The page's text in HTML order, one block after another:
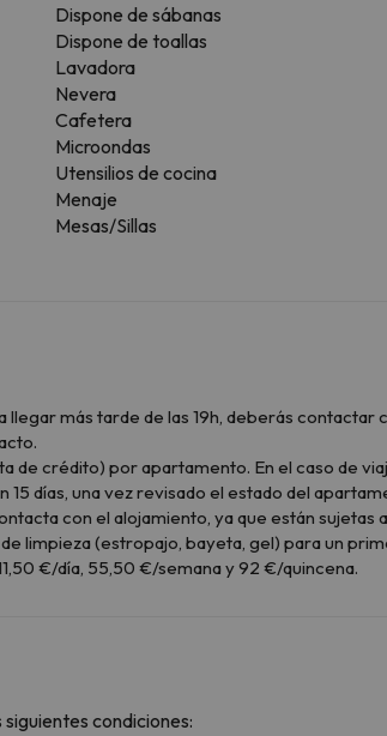
Dispone de sábanas
Dispone de toallas
Lavadora
Nevera
Cafetera
Microondas
Utensilios de cocina
Menaje
Mesas/Sillas
llegar más tarde de las 19h, deberás
de crédito) por apartamento. En el caso de
días, una vez revisado el estado del
con el alojamiento, ya que están sujetas
limpieza (estropajo, bayeta, gel) para un
€/día, 55,50 €/semana y 92 €/quincena.
condiciones: